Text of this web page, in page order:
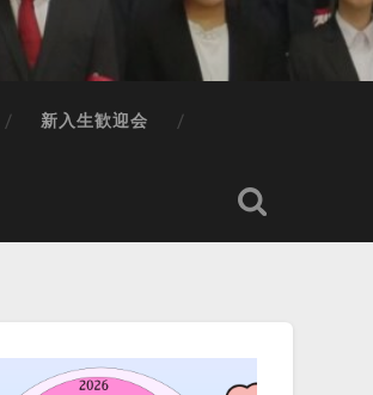
新入生歓迎会